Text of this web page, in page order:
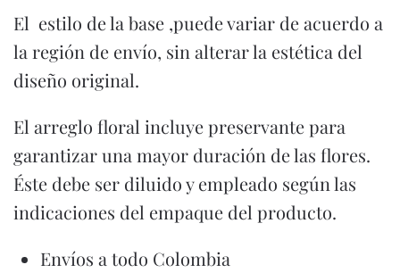
El estilo de la base ,puede variar de acuerdo a
la región de envío, sin alterar la estética del
diseño original.
El arreglo floral incluye preservante para
garantizar una mayor duración de las flores.
Éste debe ser diluido y empleado según las
indicaciones del empaque del producto.
Envíos a todo Colombia